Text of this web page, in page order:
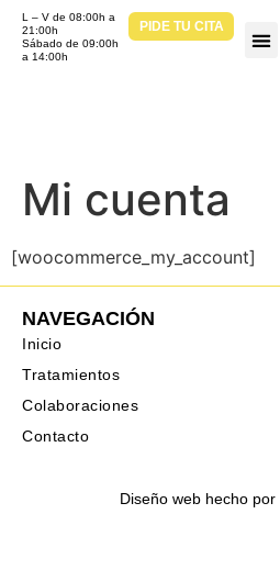
L – V de 08:00h a
21:00h
Sábado de 09:00h
a 14:00h
PIDE TU CITA
Mi cuenta
[woocommerce_my_account]
NAVEGACIÓN
Inicio
Tratamientos
Colaboraciones
Contacto
Diseño web hecho por